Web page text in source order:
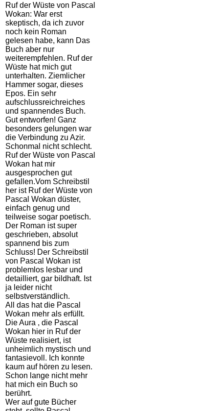
Ruf der Wüste von Pascal
Wokan: War erst
skeptisch, da ich zuvor
noch kein Roman
gelesen habe, kann Das
Buch aber nur
weiterempfehlen. Ruf der
Wüste hat mich gut
unterhalten. Ziemlicher
Hammer sogar, dieses
Epos. Ein sehr
aufschlussreichreiches
und spannendes Buch.
Gut entworfen! Ganz
besonders gelungen war
die Verbindung zu Azir.
Schonmal nicht schlecht.
Ruf der Wüste von Pascal
Wokan hat mir
ausgesprochen gut
gefallen.Vom Schreibstil
her ist Ruf der Wüste von
Pascal Wokan düster,
einfach genug und
teilweise sogar poetisch.
Der Roman ist super
geschrieben, absolut
spannend bis zum
Schluss! Der Schreibstil
von Pascal Wokan ist
problemlos lesbar und
detailliert, gar bildhaft. Ist
ja leider nicht
selbstverständlich.
All das hat die Pascal
Wokan mehr als erfüllt.
Die Aura , die Pascal
Wokan hier in Ruf der
Wüste realisiert, ist
unheimlich mystisch und
fantasievoll. Ich konnte
kaum auf hören zu lesen.
Schon lange nicht mehr
hat mich ein Buch so
berührt.
Wer auf gute Bücher